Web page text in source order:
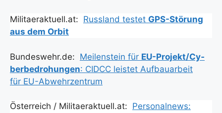
Militaeraktuell.at: Russ­land tes­tet GPS-Stö­rung
aus dem Orbit
Bundeswehr.de: Mei­len­stein für EU-Pro­jek­t/­Cy­
ber­be­dro­hun­gen: CIDCC leis­tet Auf­bau­ar­beit
für EU-Abwehr­zen­trum
Öster­reich / Militaeraktuell.at: Per­so­nal­news: